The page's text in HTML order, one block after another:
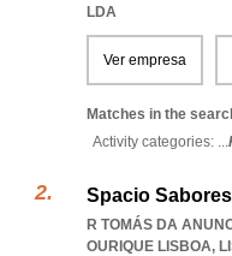
LDA
Ver empresa
Matches in the
Activity categories: ...
Spacio
R TOMÁS DA
OURIQUE LISBOA,